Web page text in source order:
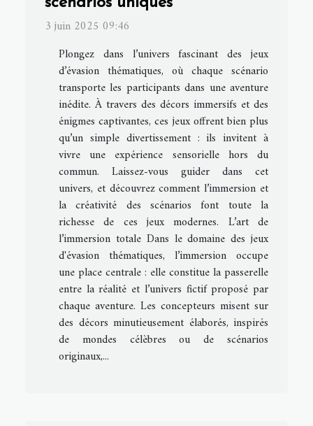
3 juin 2025 09:46
Plongez dans l’univers fascinant des jeux
d’évasion thématiques, où chaque scénario
transporte les participants dans une aventure
inédite. À travers des décors immersifs et des
énigmes captivantes, ces jeux offrent bien plus
qu’un simple divertissement : ils invitent à
vivre une expérience sensorielle hors du
commun. Laissez-vous guider dans cet
univers, et découvrez comment l’immersion et
la créativité des scénarios font toute la
richesse de ces jeux modernes. L’art de
l’immersion totale Dans le domaine des jeux
d'évasion thématiques, l’immersion occupe
une place centrale : elle constitue la passerelle
entre la réalité et l’univers fictif proposé par
chaque aventure. Les concepteurs misent sur
des décors minutieusement élaborés, inspirés
de mondes célèbres ou de scénarios
originaux,...